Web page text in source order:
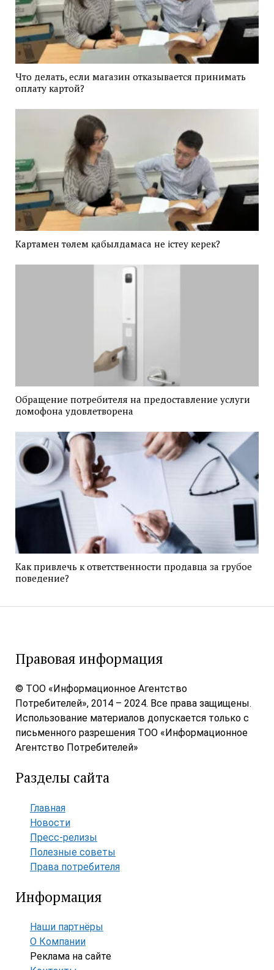
Что делать, если магазин отказывается принимать
оплату картой?
Картамен төлем қабылдамаса не істеу керек?
Обращение потребителя на предоставление услуги
домофона удовлетворена
Как привлечь к ответственности продавца за грубое
поведение?
Правовая информация
© ТОО «Информационное Агентство
Потребителей», 2014 – 2024. Все права защищены.
Использование материалов допускается только с
письменного разрешения ТОО «Информационное
Агентство Потребителей»
Разделы сайта
Главная
Новости
Пресс-релизы
Полезные советы
Права потребителя
Информация
Наши партнёры
О Компании
Реклама на сайте